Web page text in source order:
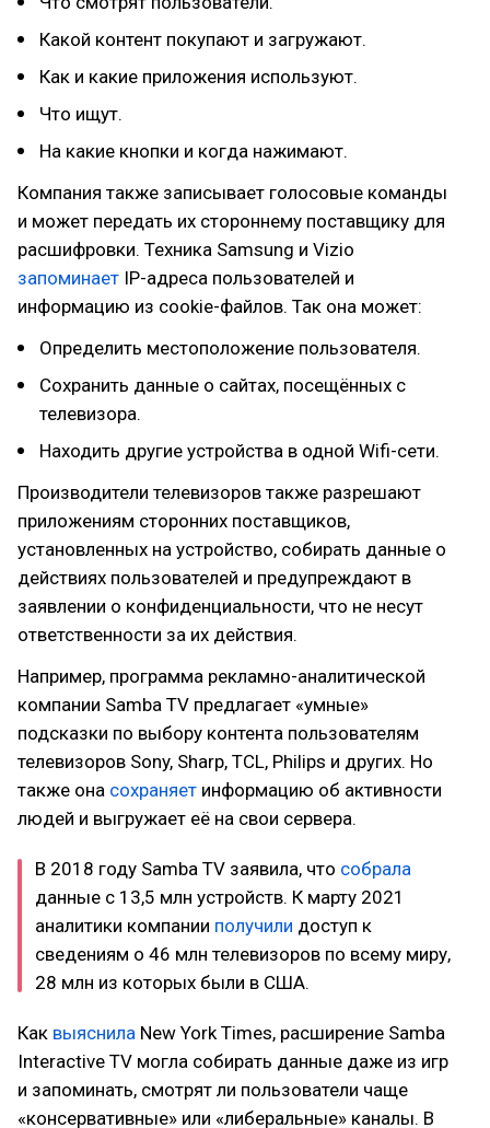
Какой контент покупают и загружают.
Как и какие приложения используют.
Что ищут.
На какие кнопки и когда нажимают.
Компания также записывает голосовые команды
и может передать их стороннему поставщику для
расшифровки. Техника Samsung и Vizio
запоминает IP-адреса пользователей и
информацию из cookie-файлов. Так она может:
Определить местоположение пользователя.
Сохранить данные о сайтах, посещённых с
телевизора.
Находить другие устройства в одной Wifi-сети.
Производители телевизоров также разрешают
приложениям сторонних поставщиков,
установленных на устройство, собирать данные о
действиях пользователей и предупреждают в
заявлении о конфиденциальности, что не несут
ответственности за их действия.
Например, программа рекламно-аналитической
компании Samba TV предлагает «умные»
подсказки по выбору контента пользователям
телевизоров Sony, Sharp, TCL, Philips и других. Но
также она сохраняет информацию об активности
людей и выгружает её на свои сервера.
В 2018 году Samba TV заявила, что собрала
данные с 13,5 млн устройств. К марту 2021
аналитики компании получили доступ к
сведениям о 46 млн телевизоров по всему миру,
28 млн из которых были в США.
Как выяснила New York Times, расширение Samba
Interactive TV могла собирать данные даже из игр
и запоминать, смотрят ли пользователи чаще
«консервативные» или «либеральные» каналы. В